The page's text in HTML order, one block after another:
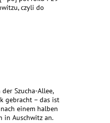
czyli do
Szucha-Allee,
gebracht – das ist
einem halben
in Auschwitz an.